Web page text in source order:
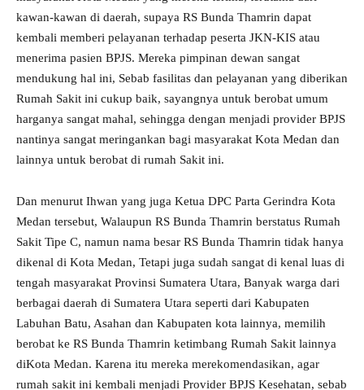
kawan-kawan di daerah, supaya RS Bunda Thamrin dapat
kembali memberi pelayanan terhadap peserta JKN-KIS atau
menerima pasien BPJS. Mereka pimpinan dewan sangat
mendukung hal ini, Sebab fasilitas dan pelayanan yang diberikan
Rumah Sakit ini cukup baik, sayangnya untuk berobat umum
harganya sangat mahal, sehingga dengan menjadi provider BPJS
nantinya sangat meringankan bagi masyarakat Kota Medan dan
lainnya untuk berobat di rumah Sakit ini.
Dan menurut Ihwan yang juga Ketua DPC Parta Gerindra Kota
Medan tersebut, Walaupun RS Bunda Thamrin berstatus Rumah
Sakit Tipe C, namun nama besar RS Bunda Thamrin tidak hanya
dikenal di Kota Medan, Tetapi juga sudah sangat di kenal luas di
tengah masyarakat Provinsi Sumatera Utara, Banyak warga dari
berbagai daerah di Sumatera Utara seperti dari Kabupaten
Labuhan Batu, Asahan dan Kabupaten kota lainnya, memilih
berobat ke RS Bunda Thamrin ketimbang Rumah Sakit lainnya
diKota Medan. Karena itu mereka merekomendasikan, agar
rumah sakit ini kembali menjadi Provider BPJS Kesehatan, sebab